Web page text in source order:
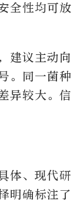
全性均可放
建议主动向
。同一菌种
异较大。信
体、现代研
明确标注了